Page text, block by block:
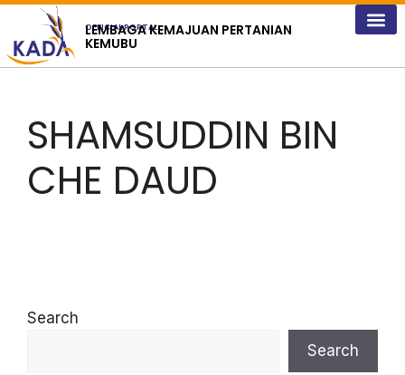
content
OFFICIAL PORTAL
LEMBAGA KEMAJUAN PERTANIAN
KEMUBU
SHAMSUDDIN BIN
CHE DAUD
Search
Search